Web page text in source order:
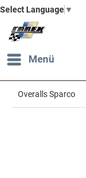
Select Language ▼
Menü
Overalls Sparco